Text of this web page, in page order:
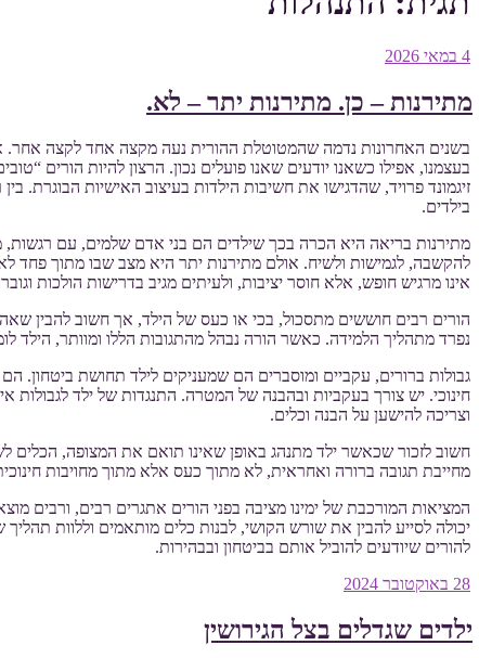
פורסם
4 במאי 2026
מתירנות – כן. מתירנות יתר – לא.
בשנים האחרונות נדמה שהמטוטלת ההורית נעה מקצה אחד לקצה אחר.
בעצמנו, אפילו כשאנו יודעים שאנו פועלים נכון. הרצון להיות הורים
זיגמונד פרויד, שהדגישו את חשיבות הילדות בעיצוב האישיות הבוגרת.
בילדים.
מתירנות בריאה היא הכרה בכך שילדים הם בני אדם שלמים, עם
להקשבה, לגמישות ולשיח. אולם מתירנות יתר היא מצב שבו מתוך פחד
אינו מרגיש חופש, אלא חוסר יציבות, ולעיתים מגיב בדרישות הולכות
הורים רבים חוששים מתסכול, בכי או כעס של הילד, אך חשוב להבין
נפרד מתהליך הלמידה. כאשר הורה נבהל מהתגובות הללו ומוותר,
גבולות ברורים, עקביים ומוסברים הם שמעניקים לילד תחושת ביטחון.
חינוכי. יש צורך בעקביות ובהבנה של המטרה. התנגדות של ילד לגבולות
וצריכה להישען על הבנה וכלים.
חשוב לזכור שכאשר ילד מתנהג באופן שאינו תואם את המצופה, הכלים
מחייבת תגובה ברורה ואחראית, לא מתוך כעס אלא מתוך מחויבות
המציאות המורכבת של ימינו מציבה בפני הורים אתגרים רבים, ורבים
יכולה לסייע להבין את שורש הקושי, לבנות כלים מותאמים וללוות תהליך
להורים שיודעים להוביל אותם בביטחון ובבהירות.
פורסם
28 באוקטובר 2024
ילדים שגדלים בצל הגירושין